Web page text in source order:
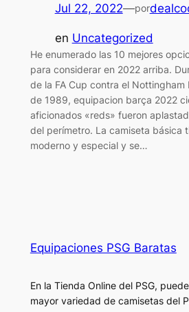
Jul 22, 2022—por
en Uncategorized
He enumerado las 10 mejores
para considerar en 2022 arriba.
de la FA Cup contra el Nottingham
de 1989, equipacion barça 2022
aficionados «reds» fueron
del perímetro. La camiseta básica
moderno y especial y se…
Equipaciones PSG Baratas
En la Tienda Online del PSG,
mayor variedad de camisetas del